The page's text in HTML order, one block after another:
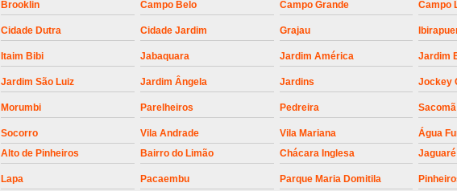
Empresa para
Empresa para
Empresa para
Empresa para
Empresa para
Empresa para
Empresa para Instalação de Trava
Brooklin Campo Belo Campo Grande Campo
Cidade Dutra Cidade Jardim Grajau
Itaim Bibi Jabaquara Jardim América Jardim
Jardim São Luiz Jardim Ângela Jardins Jockey
Morumbi Parelheiros Pedreira Sacomã
Socorro Vila Andrade Vila Mariana
Água
Alto de Pinheiros Bairro do Limão Chácara Inglesa Jaguaré
Lapa Pacaembu Parque Maria Domitila